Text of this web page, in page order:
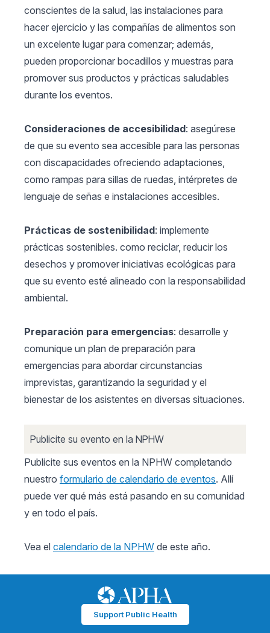
conscientes de la salud, las instalaciones para
hacer ejercicio y las compañías de alimentos son
un excelente lugar para comenzar; además,
pueden proporcionar bocadillos y muestras para
promover sus productos y prácticas saludables
durante los eventos.
Consideraciones de accesibilidad: asegúrese
de que su evento sea accesible para las personas
con discapacidades ofreciendo adaptaciones,
como rampas para sillas de ruedas, intérpretes de
lenguaje de señas e instalaciones accesibles.
Prácticas de sostenibilidad: implemente
prácticas sostenibles. como reciclar, reducir los
desechos y promover iniciativas ecológicas para
que su evento esté alineado con la responsabilidad
ambiental.
Preparación para emergencias: desarrolle y
comunique un plan de preparación para
emergencias para abordar circunstancias
imprevistas, garantizando la seguridad y el
bienestar de los asistentes en diversas situaciones.
Publicite su evento en la NPHW
Publicite sus eventos en la NPHW completando
nuestro formulario de calendario de eventos. Allí
puede ver qué más está pasando en su comunidad
y en todo el país.
Vea el calendario de la NPHW de este año.
Support Public Health